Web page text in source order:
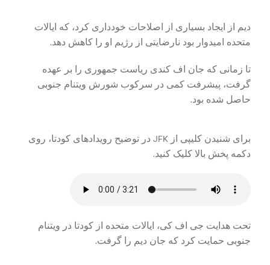
دیم از ایجاد بسیاری از اصلاحات خودداری کرد، که ایالات
متحده امیدوار بود نارضایتی از رژیم او را کاهش دهد.
تا زمانی که جان اف کندی ریاست جمهوری را بر عهده
گرفت، پیشرفت کمی در سرکوب شورش ویتنام جنوبی
حاصل شده بود.
برای شنیدن کلیپی از JFK در توضیح رویدادهای کودتا، روی
دکمه پخش بالا کلیک کنید.
تحت هدایت جی اف کی، ایالات متحده از کودتا در ویتنام
جنوبی حمایت کرد که جان دیم را گرفت.